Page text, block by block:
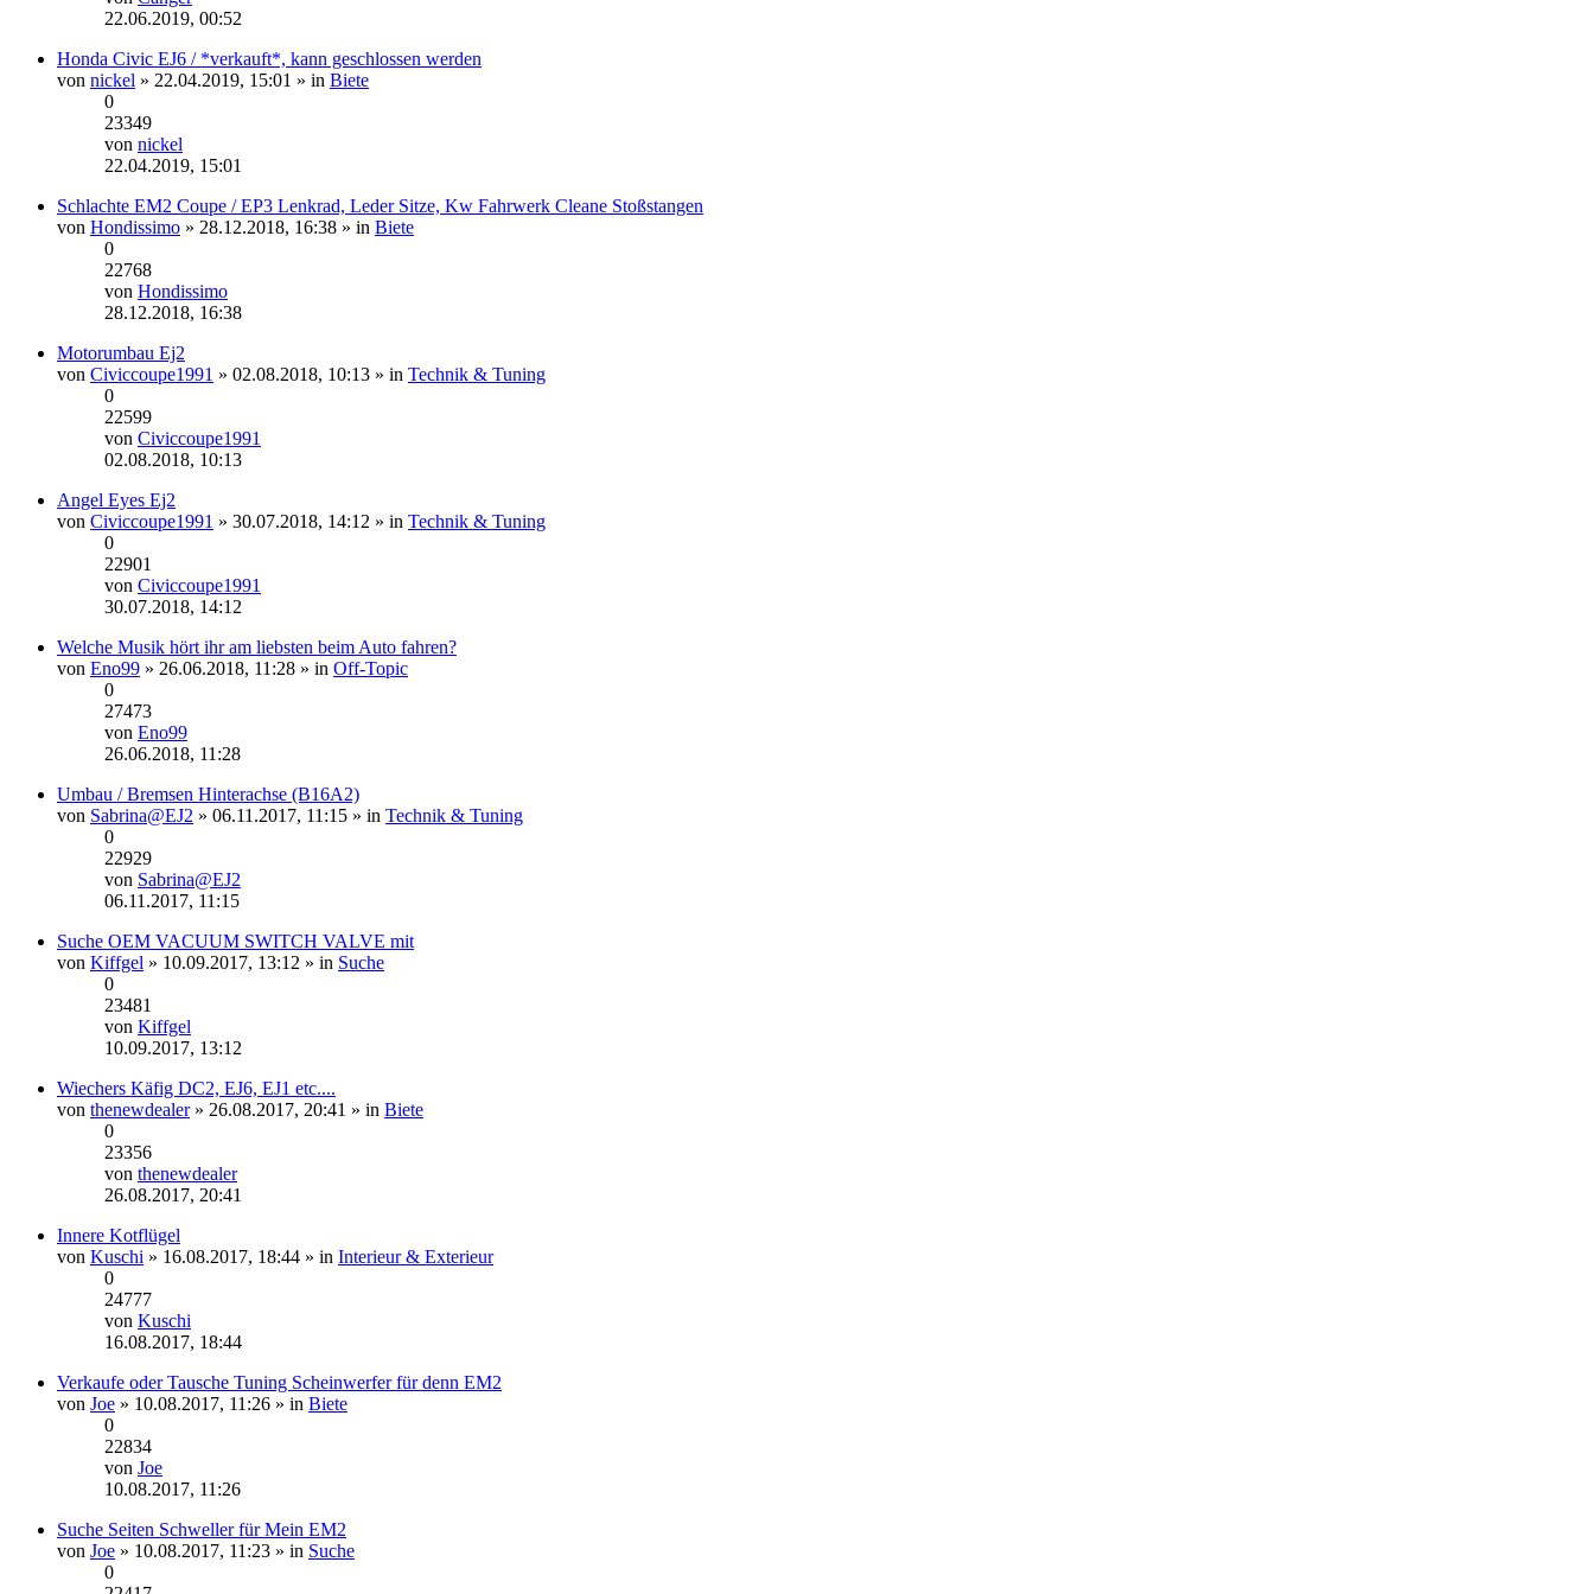
Neuester
22.06.2019, 00:52
Honda Civic EJ6 / *verkauft*, kann geschlossen werden
von nickel » 22.04.2019, 15:01 » in Biete
0
23349
von nickel
Neuester
22.04.2019, 15:01
Schlachte EM2 Coupe / EP3 Lenkrad, Leder Sitze, Kw Fahrwerk Cleane Stoßstangen
von Hondissimo » 28.12.2018, 16:38 » in Biete
0
22768
von Hondissimo
28.12.2018, 16:38
Motorumbau Ej2
von Civiccoupe1991 » 02.08.2018, 10:13 » in Technik & Tuning
0
22599
von Civiccoupe1991
02.08.2018, 10:13
Angel Eyes Ej2
von Civiccoupe1991 » 30.07.2018, 14:12 » in Technik & Tuning
0
22901
von Civiccoupe1991
30.07.2018, 14:12
Welche Musik hört ihr am liebsten beim Auto fahren?
von Eno99 » 26.06.2018, 11:28 » in Off-Topic
0
27473
von Eno99
Neuester
26.06.2018, 11:28
Umbau / Bremsen Hinterachse (B16A2)
von Sabrina@EJ2 » 06.11.2017, 11:15 » in Technik & Tuning
0
22929
von Sabrina@EJ2
06.11.2017, 11:15
Suche OEM VACUUM SWITCH VALVE mit
von Kiffgel » 10.09.2017, 13:12 » in Suche
0
23481
von Kiffgel
Neuester
10.09.2017, 13:12
Wiechers Käfig DC2, EJ6, EJ1 etc....
von thenewdealer» 26.08.2017, 20:41 » in Biete
0
23356
von thenewdealer
26.08.2017, 20:41
Innere Kotflügel
von Kuschi » 16.08.2017, 18:44 » in Interieur & Exterieur
0
24777
von Kuschi
Neuester
16.08.2017, 18:44
Verkaufe oder Tausche Tuning Scheinwerfer für denn EM2
von Joe » 10.08.2017, 11:26 » in Biete
0
22834
von Joe
Neuester
10.08.2017, 11:26
Suche Seiten Schweller für Mein EM2
von Joe » 10.08.2017, 11:23 » in Suche
0